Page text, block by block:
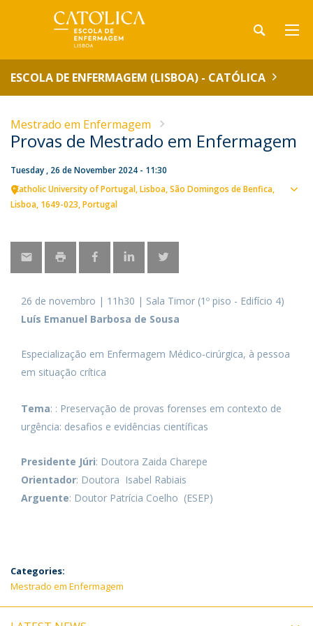
ESCOLA DE ENFERMAGEM (LISBOA) - CATÓLICA
Mestrado em Enfermagem
Provas de Mestrado em Enfermagem
Tuesday , 26 de November 2024 - 11:30
Catholic University of Portugal Lisboa São Domingos de Benfica,
Lisboa 1649-023 Portugal
26 de novembro | 11h30 | Sala Timor (1º piso - Edifício 4)
Luís Emanuel Barbosa de Sousa
Especialização em Enfermagem Médico-cirúrgica, à pessoa
em situação crítica
Tema: : Preservação de provas forenses em contexto de
urgência: desafios e evidências científicas
Presidente Júri: Doutora Zaida Charepe
Orientador: Doutora Isabel Rabiais
Arguente: Doutor Patrícia Coelho (ESEP)
Categories:
Mestrado em Enfermagem